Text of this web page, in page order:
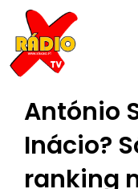
content
António
Inácio?
ranking